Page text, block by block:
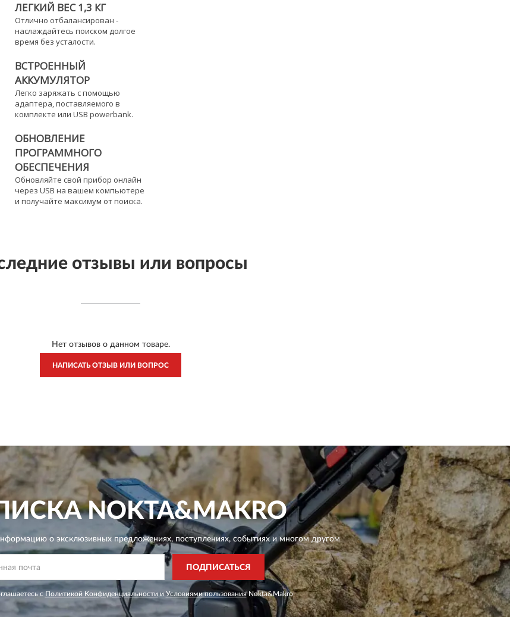
ЛЕГКИЙ ВЕС 1,3 КГ
Отлично отбалансирован -
наслаждайтесь поиском долгое
время без усталости.
ВСТРОЕННЫЙ
АККУМУЛЯТОР
Легко заряжать с помощью
адаптера, поставляемого в
комплекте или USB powerbank.
ОБНОВЛЕНИЕ
ПРОГРАММНОГО
ОБЕСПЕЧЕНИЯ
Обновляйте свой прибор онлайн
через USB на вашем компьютере
и получайте максимум от поиска.
отзывы или вопросы
Нет отзывов о данном товаре.
НАПИСАТЬ ОТЗЫВ ИЛИ ВОПРОС
NOKTA&MAKRO
о эксклюзивных предложениях,поступлениях, событиях и многом другом
ПОДПИСАТЬСЯ
с Политикой Конфиденциальности иУсловиями пользованияNokta&Makro